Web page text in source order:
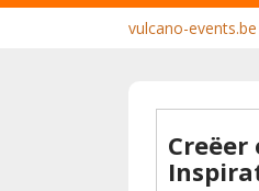
vulcano-events.be